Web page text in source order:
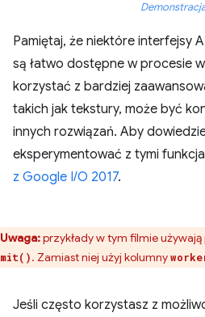
Pamiętaj, że niektóre interfejsy
są łatwo dostępne w procesie
korzystać z bardziej
takich jak tekstury, może być
innych rozwiązań. Aby
eksperymentować z tymi
z Google I/O 2017.
Uwaga:przykłady w tym filmie
. Zamiast niej użyj kolumny
Jeśli często korzystasz z